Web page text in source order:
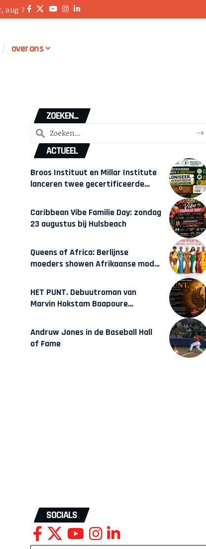
aug 7
over ons
ZOEKEN...
ACTUEEL
Broos Instituut en Millar Institute
lanceren twee gecertificeerde
Amsterdam
Caribbean Vibe Familie Day: zondag
23 augustus bij Hulsbeach
Queens of Africa: Berlijnse
moeders showen Afrikaanse mode
HET PUNT. Debuutroman van
Marvin Hokstam Baapoure
Andruw Jones in de Baseball Hall
of Fame
SOCIALS